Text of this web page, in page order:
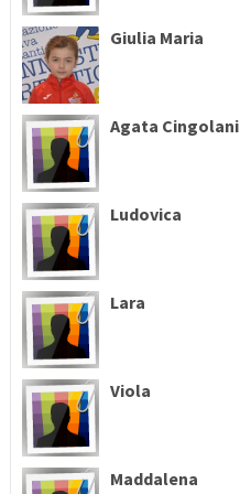
Giulia Maria
Agata Cingolani
Ludovica
Lara
Viola
Maddalena